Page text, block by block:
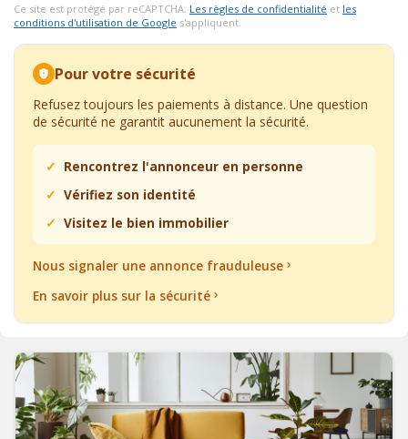
Ce site est protégé par reCAPTCHA. Les règles de confidentialité et les
conditions d'utilisation de Google s'appliquent.
Pour votre sécurité
Refusez toujours les paiements à distance. Une question
de sécurité ne garantit aucunement la sécurité.
Rencontrez l'annonceur en personne
Vérifiez son identité
Visitez le bien immobilier
Nous signaler une annonce frauduleuse
En savoir plus sur la sécurité